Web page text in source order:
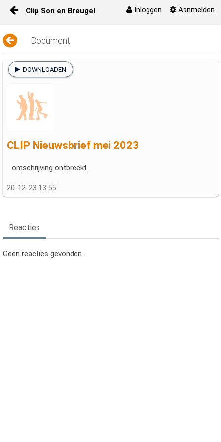
Inloggen Aanmelden
Clip Son en Breugel
Start
Kringloopwinkels
Media
Nuttige links
Contact
Nieuwsbrieven
Document
DOWNLOADEN
CLIP Nieuwsbrief mei 2023
omschrijving ontbreekt..
20-12-23 13:55
Reacties
Geen reacties gevonden..